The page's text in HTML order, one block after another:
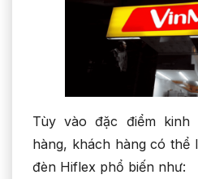
Tùy vào đặc điểm
hàng, khách hàng có thể
đèn Hiflex phổ biến như: